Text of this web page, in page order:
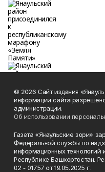
© 2026 Сайт издания
информации сайта
администрации.
Об использовании
Газета «Янаульские зори»
Федеральной службы по
информационных
Республике Башкортостан.
02 - 01757 от 19.05.2025 г.